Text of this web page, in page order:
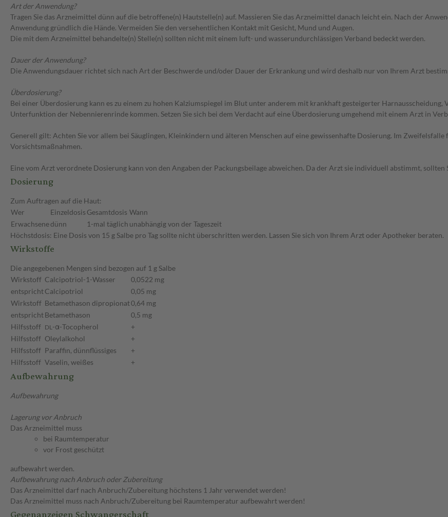
Art der Anwendung?
Tragen Sie das Arzneimittel dünn auf die betroffene(n) Hautstelle(n) auf. Massieren Sie das Arzneimittel danach leicht ein. Nach der
Anwendung gründlich die Hände. Vermeiden Sie den versehentlichen Kontakt mit Gesicht, Mund und Augen.
Die mit dem Arzneimittel behandelte(n) Stelle(n) sollten nicht mit einem luft- und wasserundurchlässigen Verband bedeckt werden.
Dauer der Anwendung?
Die Anwendungsdauer richtet sich nach Art der Beschwerde und/oder Dauer der Erkrankung und wird deshalb nur von Ihrem Arzt
Überdosierung?
Bei einer Überdosierung kann es zu einem zu hohen Kalziumspiegel im Blut unter anderem mit krankhaft gesteigerter
Unterfunktion der Nebennierenrinde kommen. Setzen Sie sich bei dem Verdacht auf eine Überdosierung umgehend mit einem Arzt in
Generell gilt: Achten Sie vor allem bei Säuglingen, Kleinkindern und älteren Menschen auf eine gewissenhafte Dosierung. Im
Vorsichtsmaßnahmen.
Eine vom Arzt verordnete Dosierung kann von den Angaben der Packungsbeilage abweichen. Da der Arzt sie individuell abstimmt,
Dosierung
Zum Auftragen auf die Haut:
Wer
Einzeldosis Gesamtdosis Wann
Erwachsenedünn 1-mal täglich unabhängig von der Tageszeit
Höchstdosis: Eine Dosis von 15 g Salbe pro Tag sollte nicht überschritten werden. Lassen Sie sich von Ihrem Arzt oder Apotheker beraten.
Wirkstoffe
Die angegebenen Mengen sind bezogen auf 1 g Salbe
Wirkstoff Calcipotriol-1-Wasser
0,0522 mg
entsprichtCalcipotriol
0,05 mg
Wirkstoff Betamethason dipropionat0,64 mg
entsprichtBetamethason
0,5 mg
Hilfsstoff DL-α-Tocopherol
+
Hilfsstoff Oleylalkohol
+
Hilfsstoff Paraffin, dünnflüssiges
+
Hilfsstoff Vaselin, weißes +
Aufbewahrung
Aufbewahrung
Lagerung vor Anbruch
Das Arzneimittel muss
bei Raumtemperatur
vor Frost geschützt
aufbewahrt werden.
Aufbewahrung nach Anbruch oder Zubereitung
Das Arzneimittel darf nach Anbruch/Zubereitung höchstens 1 Jahr verwendet werden!
Das Arzneimittel muss nach Anbruch/Zubereitung bei Raumtemperatur aufbewahrt werden!